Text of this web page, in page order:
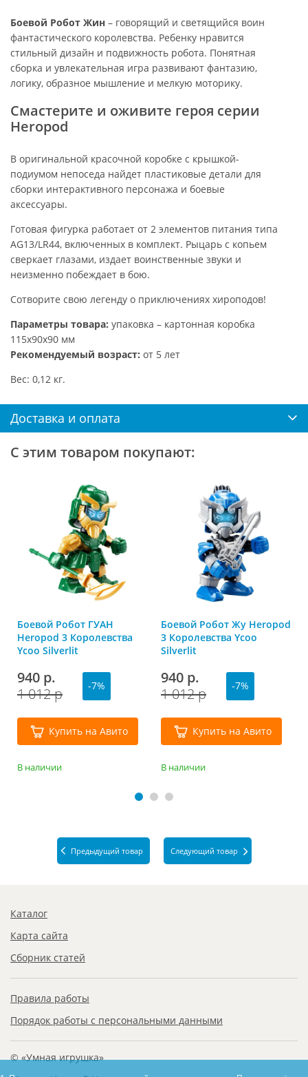
Боевой Робот Жин – говорящий и светящийся воин
фантастического королевства. Ребенку нравится
стильный дизайн и подвижность робота. Понятная
сборка и увлекательная игра развивают фантазию,
логику, образное мышление и мелкую моторику.
Смастерите и оживите героя серии
Heropod
В оригинальной красочной коробке с крышкой-
подиумом непоседа найдет пластиковые детали для
сборки интерактивного персонажа и боевые
аксессуары.
Готовая фигурка работает от 2 элементов питания типа
AG13/LR44, включенных в комплект. Рыцарь с копьем
сверкает глазами, издает воинственные звуки и
неизменно побеждает в бою.
Сотворите свою легенду о приключениях хироподов!
Параметры товара: упаковка – картонная коробка
115х90х90 мм
Рекомендуемый возраст: от 5 лет
Вес: 0,12 кг.
Доставка и оплата
С этим товаром покупают:
Боевой Робот ГУАН
Heropod 3 Королевства
Ycoo Silverlit
940 р.
1 012 р
-7%
Купить на Авито
В наличии
Боевой Робот Жу Heropod
3 Королевства Ycoo
Silverlit
940 р.
1 012 р
-7%
Купить на Авито
В наличии
Предыдущий товар Следующий товар
Каталог
Карта сайта
Сборник статей
Правила работы
Порядок работы с персональными данными
© «Умная игрушка»